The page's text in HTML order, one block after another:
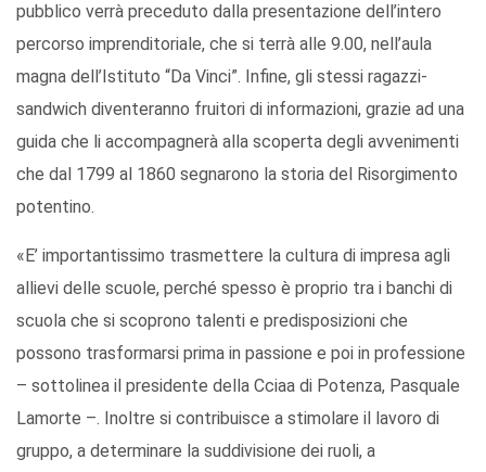
pubblico verrà preceduto dalla presentazione dell’intero
percorso imprenditoriale, che si terrà alle 9.00, nell’aula
magna dell’Istituto “Da Vinci”. Infine, gli stessi ragazzi-
sandwich diventeranno fruitori di informazioni, grazie ad una
guida che li accompagnerà alla scoperta degli avvenimenti
che dal 1799 al 1860 segnarono la storia del Risorgimento
potentino.
«E’ importantissimo trasmettere la cultura di impresa agli
allievi delle scuole, perché spesso è proprio tra i banchi di
scuola che si scoprono talenti e predisposizioni che
possono trasformarsi prima in passione e poi in professione
– sottolinea il presidente della Cciaa di Potenza, Pasquale
Lamorte –. Inoltre si contribuisce a stimolare il lavoro di
gruppo, a determinare la suddivisione dei ruoli, a